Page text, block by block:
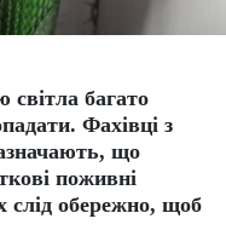
світла багато
Фахівці з
що
поживні
слід обережно, щоб